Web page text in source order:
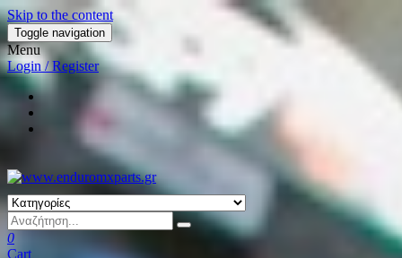
Skip to the content
Toggle navigation
Menu
Login / Register
0
Cart